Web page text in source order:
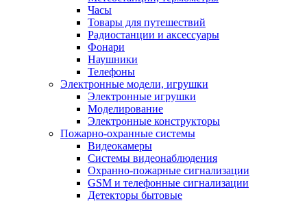
Часы
Товары для путешествий
Радиостанции и аксессуары
Фонари
Наушники
Телефоны
Электронные модели, игрушки
Электронные игрушки
Моделирование
Электронные конструкторы
Пожарно-охранные системы
Видеокамеры
Системы видеонаблюдения
Охранно-пожарные сигнализации
GSM и телефонные сигнализации
Детекторы бытовые